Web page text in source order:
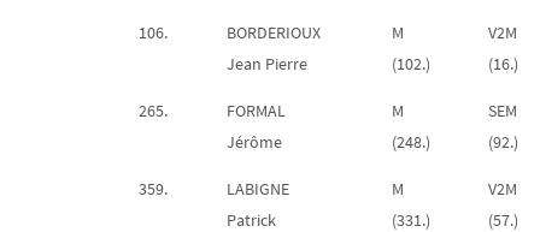
106.
BORDERIOUX
Jean Pierre
M
(102.)
V2M
(16.)
265.
FORMAL
Jérôme
M
(248.)
SEM
(92.)
359.
LABIGNE
Patrick
M
(331.)
V2M
(57.)